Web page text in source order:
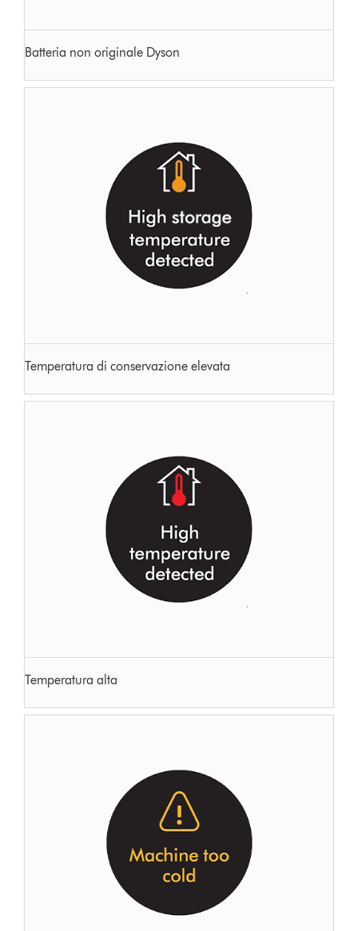
Batteria non originale Dyson
Temperatura di conservazione elevata
Temperatura alta